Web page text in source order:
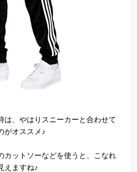
は、やはりスニーカーと合わせて
がオススメ♪
カットソーなどを使うと、こなれ
えますね♪